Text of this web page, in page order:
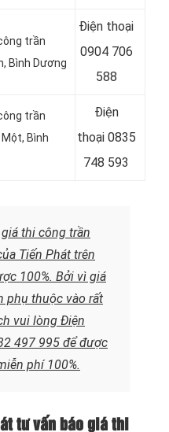
trần
Bình Dương
Điện thoại
0904 706
588
trần
Bình
Điện
thoại0835
748 593
thi công trần
Tiến Phát trên
100%. Bởi vì giá
phụ thuộc vào rất
vui lòng Điện
497 995 để được
phí 100%.
tư vấn báo giá thi